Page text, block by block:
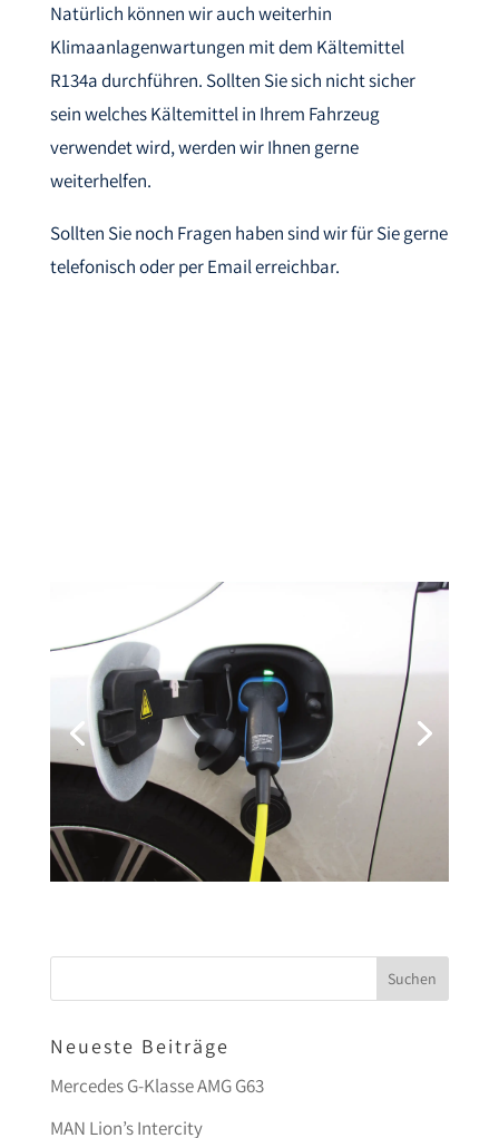
Natürlich können wir auch weiterhin
Klimaanlagenwartungen mit dem Kältemittel
R134a durchführen. Sollten Sie sich nicht sicher
sein welches Kältemittel in Ihrem Fahrzeug
verwendet wird, werden wir Ihnen gerne
weiterhelfen.
Sollten Sie noch Fragen haben sind wir für Sie gerne
telefonisch oder per Email erreichbar.
Neueste Beiträge
Mercedes G-Klasse AMG G63
MAN Lion’s Intercity